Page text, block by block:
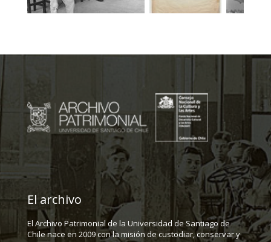
El archivo
El Archivo Patrimonial de la Universidad de Santiago de
Chile nace en 2009 con la misión de custodiar, conservar y